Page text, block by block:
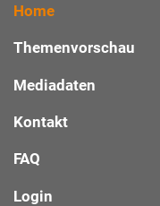
Home
Themenvorschau
Mediadaten
Kontakt
FAQ
Login